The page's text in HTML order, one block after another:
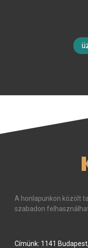
A honlapunkon közölt
szabadon
Címünk: 1141